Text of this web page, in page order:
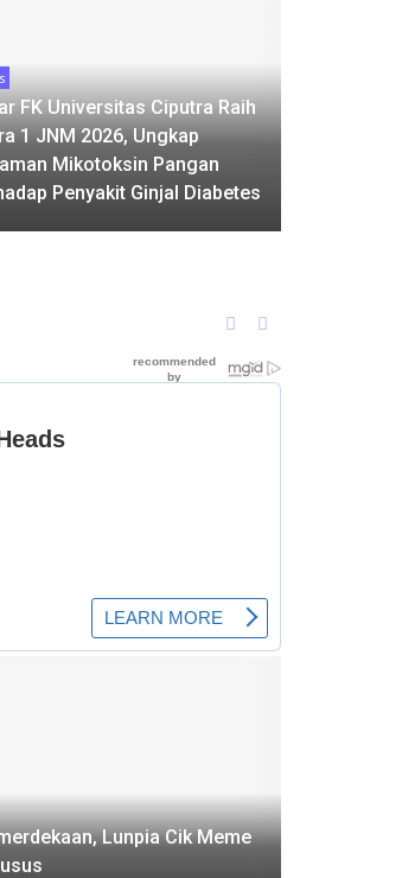
FK Universitas Ciputra Raih
1 JNM 2026, Ungkap
Mikotoksin Pangan
Penyakit Ginjal Diabetes
Previous
Next
Lunpia Cik Meme